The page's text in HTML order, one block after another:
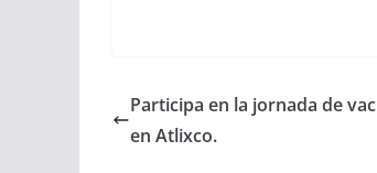
Participa en la jornada de
en Atlixco.